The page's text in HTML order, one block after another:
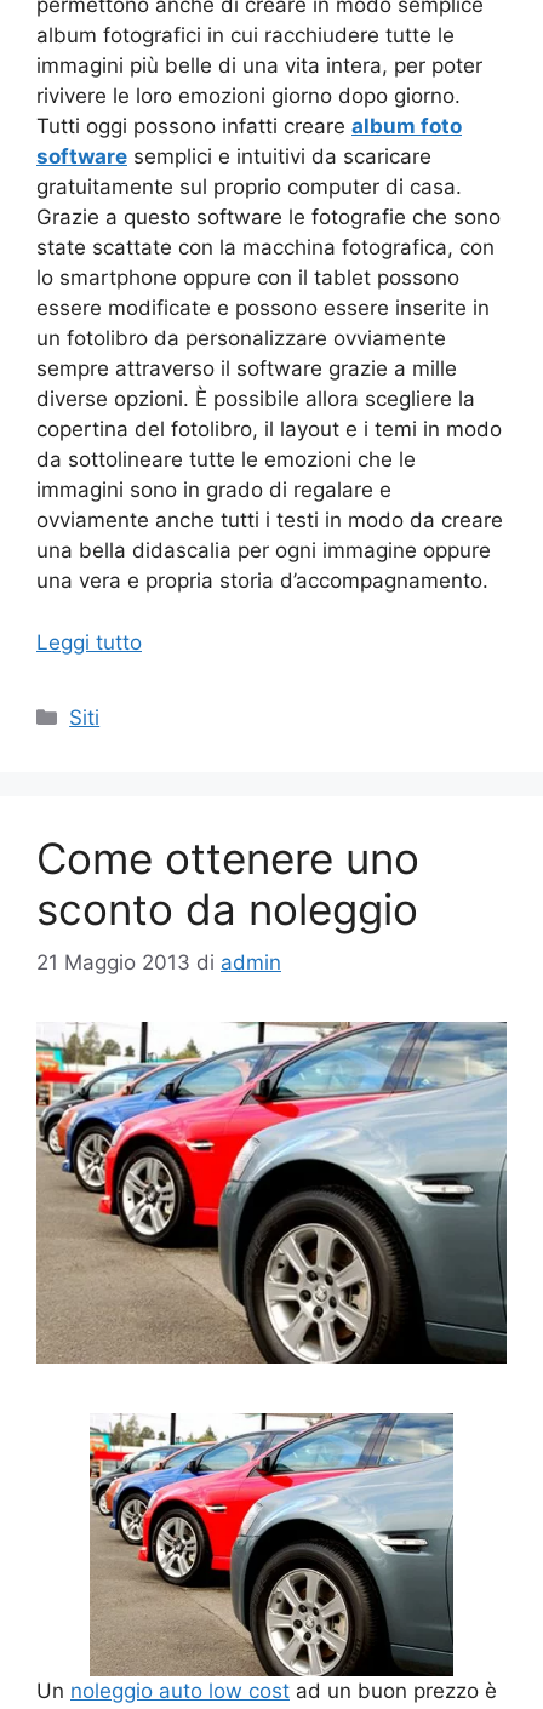
permettono anche di creare in modo semplice
album fotografici in cui racchiudere tutte le
immagini più belle di una vita intera, per poter
rivivere le loro emozioni giorno dopo giorno.
Tutti oggi possono infatti creare album foto
software semplici e intuitivi da scaricare
gratuitamente sul proprio computer di casa.
Grazie a questo software le fotografie che sono
state scattate con la macchina fotografica, con
lo smartphone oppure con il tablet possono
essere modificate e possono essere inserite in
un fotolibro da personalizzare ovviamente
sempre attraverso il software grazie a mille
diverse opzioni. È possibile allora scegliere la
copertina del fotolibro, il layout e i temi in modo
da sottolineare tutte le emozioni che le
immagini sono in grado di regalare e
ovviamente anche tutti i testi in modo da creare
una bella didascalia per ogni immagine oppure
una vera e propria storia d’accompagnamento.
Leggi tutto
Categorie
Siti
Come ottenere uno
sconto da noleggio
21 Maggio 2013 di admin
Un noleggio auto low cost ad un buon prezzo è